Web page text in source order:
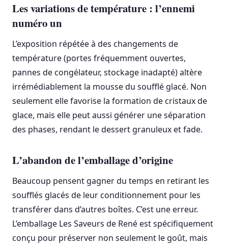
Les variations de température : l’ennemi
numéro un
L’exposition répétée à des changements de
température (portes fréquemment ouvertes,
pannes de congélateur, stockage inadapté) altère
irrémédiablement la mousse du soufflé glacé. Non
seulement elle favorise la formation de cristaux de
glace, mais elle peut aussi générer une séparation
des phases, rendant le dessert granuleux et fade.
L’abandon de l’emballage d’origine
Beaucoup pensent gagner du temps en retirant les
soufflés glacés de leur conditionnement pour les
transférer dans d’autres boîtes. C’est une erreur.
L’emballage Les Saveurs de René est spécifiquement
conçu pour préserver non seulement le goût, mais